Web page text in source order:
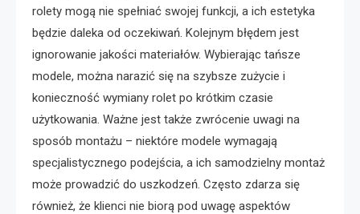
rolety mogą nie spełniać swojej funkcji, a ich estetyka
będzie daleka od oczekiwań. Kolejnym błędem jest
ignorowanie jakości materiałów. Wybierając tańsze
modele, można narazić się na szybsze zużycie i
konieczność wymiany rolet po krótkim czasie
użytkowania. Ważne jest także zwrócenie uwagi na
sposób montażu – niektóre modele wymagają
specjalistycznego podejścia, a ich samodzielny montaż
może prowadzić do uszkodzeń. Często zdarza się
również, że klienci nie biorą pod uwagę aspektów